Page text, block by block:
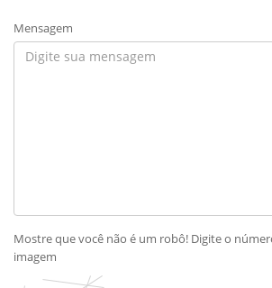
Mensagem
Mostre que você não é um robô! Digite o
imagem